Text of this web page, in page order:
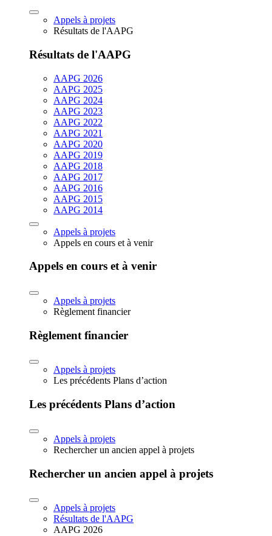
Appels à projets
Résultats de l'AAPG
Résultats de l'AAPG
AAPG 2026
AAPG 2025
AAPG 2024
AAPG 2023
AAPG 2022
AAPG 2021
AAPG 2020
AAPG 2019
AAPG 2018
AAPG 2017
AAPG 2016
AAPG 2015
AAPG 2014
Appels à projets
Appels en cours et à venir
Appels en cours et à venir
Appels à projets
Règlement financier
Règlement financier
Appels à projets
Les précédents Plans d’action
Les précédents Plans d’action
Appels à projets
Rechercher un ancien appel à projets
Rechercher un ancien appel à projets
Appels à projets
Résultats de l'AAPG
AAPG 2026